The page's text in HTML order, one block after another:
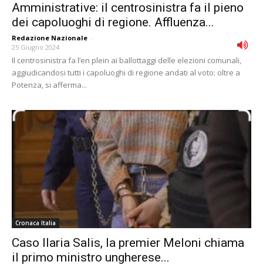
Amministrative: il centrosinistra fa il pieno
dei capoluoghi di regione. Affluenza...
Redazione Nazionale -
25 Giugno 2024
Il centrosinistra fa l’en plein ai ballottaggi delle elezioni comunali,
aggiudicandosi tutti i capoluoghi di regione andati al voto: oltre a
Potenza, si afferma...
Cronaca Italia
Caso Ilaria Salis, la premier Meloni chiama
il primo ministro ungherese...